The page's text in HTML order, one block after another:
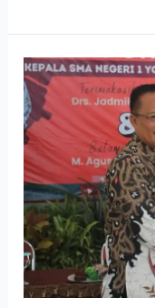
Selamat
Atas
Dilantiknya
Kepala
Sekolah
Baru
SMA
Negeri
1
Yosowilangun